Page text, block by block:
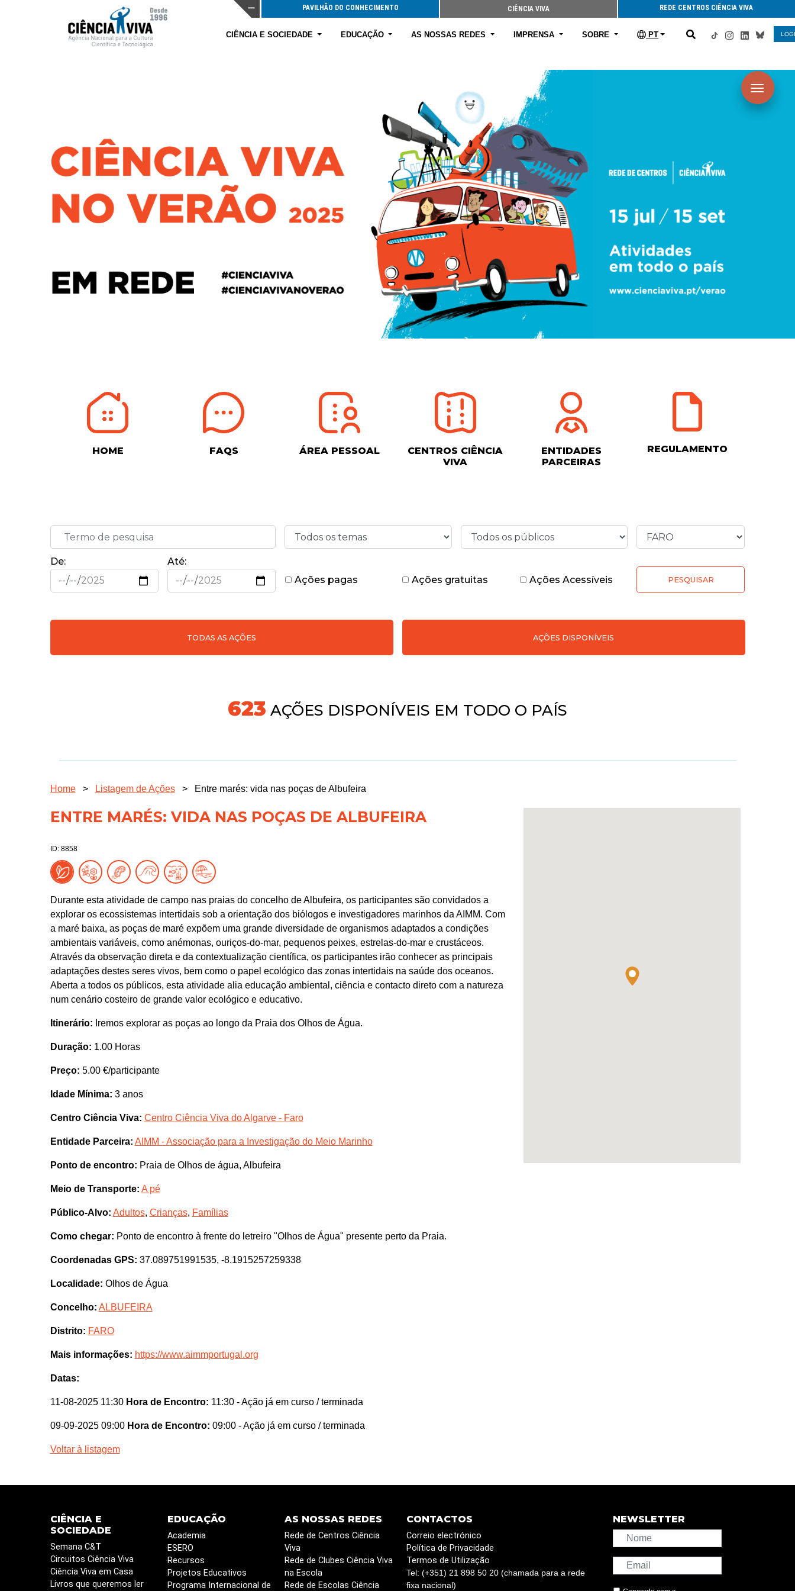
PAVILHÃO DO CONHECIMENTO CIÊNCIA VIVA REDE CENTROS CIÊNCIA VIVA
CIÊNCIA E SOCIEDADE EDUCAÇÃO AS NOSSAS REDES IMPRENSA SOBRE PT
HOME FAQS ÁREA PESSOAL
CENTROS CIÊNCIA
VIVA
ENTIDADES
PARCEIRAS
REGULAMENTO
De:
Até:
Ações pagas
Ações gratuitas Ações Acessíveis PESQUISAR
TODAS AS AÇÕES AÇÕES DISPONÍVEIS
704 AÇÕES DISPONÍVEIS EM TODO O PAÍS
Home > Listagem de Ações > Entre marés: vida nas poças de Albufeira
ENTRE MARÉS: VIDA NAS POÇAS DE ALBUFEIRA
ID: 8858
Durante esta atividade de campo nas praias do concelho de Albufeira, os participantes são convidados a
explorar os ecossistemas intertidais sob a orientação dos biólogos e investigadores marinhos da AIMM. Com
a maré baixa, as poças de maré expõem uma grande diversidade de organismos adaptados a condições
ambientais variáveis, como anémonas, ouriços-do-mar, pequenos peixes, estrelas-do-mar e crustáceos.
Através da observação direta e da contextualização científica, os participantes irão conhecer as principais
adaptações destes seres vivos, bem como o papel ecológico das zonas intertidais na saúde dos oceanos.
Aberta a todos os públicos, esta atividade alia educação ambiental, ciência e contacto direto com a natureza
num cenário costeiro de grande valor ecológico e educativo.
Itinerário: Iremos explorar as poças ao longo da Praia dos Olhos de Água.
Duração: 1.00 Horas
Preço: 5.00 €/participante
Idade Mínima: 3 anos
Centro Ciência Viva: Centro Ciência Viva do Algarve - Faro
Entidade Parceira: AIMM - Associação para a Investigação do Meio Marinho
Ponto de encontro: Praia de Olhos de água, Albufeira
Meio de Transporte: A pé
Público-Alvo: Adultos, Crianças, Famílias
Como chegar: Ponto de encontro à frente do letreiro "Olhos de Água" presente perto da Praia.
Coordenadas GPS: 37.089751991535, -8.1915257259338
Localidade: Olhos de Água
Concelho: ALBUFEIRA
Distrito: FARO
Mais informações: https://www.aimmportugal.org
Datas:
11-08-2025 11:30 Hora de Encontro: 11:30 - Ação já em curso / terminada
09-09-2025 09:00 Hora de Encontro: 09:00 - Ação já em curso / terminada
Voltar à listagem
CIÊNCIA E
SOCIEDADE
Semana C&T
Circuitos Ciência Viva
Ciência Viva em Casa
Livros que queremos ler
EDUCAÇÃO
Academia
ESERO
Recursos
Projetos Educativos
Programa Internacional de
AS NOSSAS REDES
Rede de Centros Ciência
Viva
Rede de Clubes Ciência Viva
na Escola
Rede de Escolas Ciência
CONTACTOS
Correio electrónico
Política de Privacidade
Termos de Utilização
Tel: (+351) 21 898 50 20 (chamada para a rede
fixa nacional)
NEWSLETTER